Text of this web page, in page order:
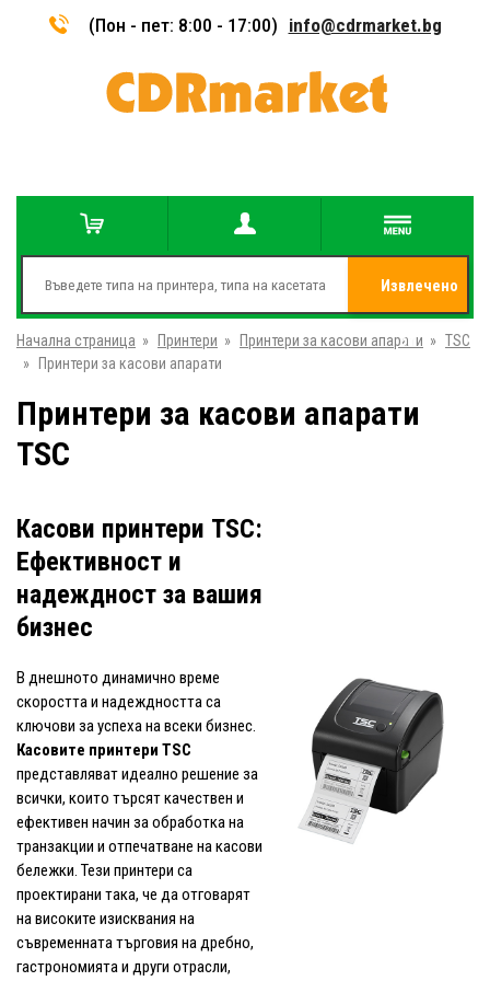
(Пон - пет: 8:00 - 17:00) info@cdrmarket.bg
Извлечено
от
Начална страница » Принтери » Принтери за касови апарати » TSC
»
Принтери за касови апарати
Принтери за касови апарати
TSC
Касови принтери TSC:
Ефективност и
надеждност за вашия
бизнес
В днешното динамично време
скоростта и надеждността са
ключови за успеха на всеки бизнес.
Касовите принтери TSC
представляват идеално решение за
всички, които търсят качествен и
ефективен начин за обработка на
транзакции и отпечатване на касови
бележки. Тези принтери са
проектирани така, че да отговарят
на високите изисквания на
съвременната търговия на дребно,
гастрономията и други отрасли,